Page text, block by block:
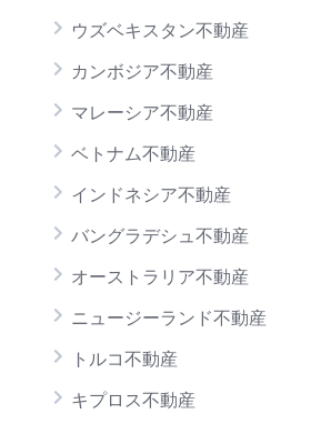
ウズベキスタン不動産
カンボジア不動産
マレーシア不動産
ベトナム不動産
インドネシア不動産
バングラデシュ不動産
オーストラリア不動産
ニュージーランド不動産
トルコ不動産
キプロス不動産